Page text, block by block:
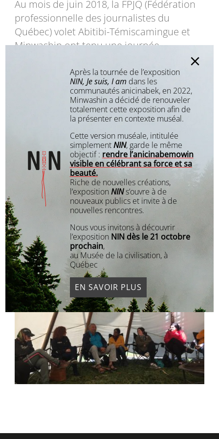
Au mois de juin 2018, la FPJQ (Fédération
professionnelle des journalistes du
Québec) volet Abitibi-Témiscamingue et
Minwashin ont tenu une journée
d’échange et de formation portant sur le
rapport entre les Premiers Peuples et les
communicateurs de la région tels les
Cette rencontre a permis de sensibiliser
les médias régionaux aux réalités
anicinabek, mais aussi de les outiller afin
qu’ils puissent jouer un rôle proactif dans
le rapprochement des peuples. Mieux
connaître les Anicinabek et les enjeux qui
les concernent permet de partager de
l’information plus juste et équilibrée, ce
qui peut contribuer à démystifier leur
existence aux yeux de la population en
général.
Après la tournée de l’exposition
NIN, Je suis, I am dans les
communautés anicinabek, en 2022,
Minwashin a décidé de renouveler
totalement cette exposition afin de
la présenter en contexte muséal.
Cette version muséale, intitulée
simplementNIN, garde le même
objectif : rendre l’anicinabemowin
visible en célébrant sa force et sa
beauté.
Riche de nouvelles créations,
l’expositionNINs’ouvre à de
nouveaux publics et invite à de
nouvelles rencontres.
Nous vous invitons à découvrir
l’exposition NIN dès le 21 octobre
prochain,
au Musée de la civilisation, à
Québec
EN SAVOIR PLUS